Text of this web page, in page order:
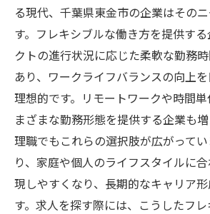
る現代、千葉県東金市の企業はその
す。フレキシブルな働き方を提供す
クトの進行状況に応じた柔軟な勤務
あり、ワークライフバランスの向上
理想的です。リモートワークや時間
まざまな勤務形態を提供する企業も
理職でもこれらの選択肢が広がって
り、家庭や個人のライフスタイルに
現しやすくなり、長期的なキャリア
す。求人を探す際には、こうしたフ